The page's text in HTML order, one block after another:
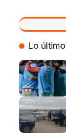
VIVO
Lo último